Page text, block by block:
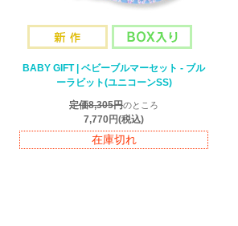
BABY GIFT | ベビーブルマーセット - ブル
ーラビット(ユニコーンSS)
定価8,305円のところ
7,770円(税込)
在庫切れ